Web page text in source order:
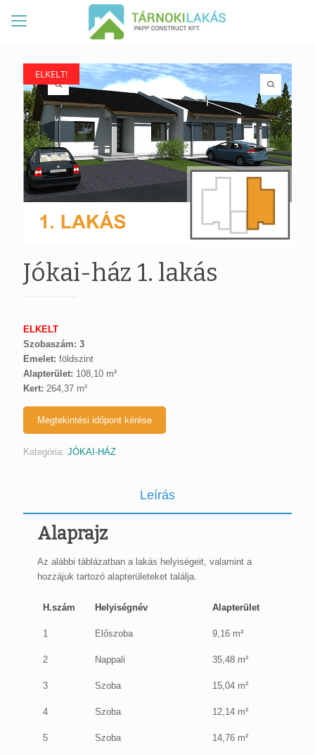
ELKELT!
ELKELT!
Jókai-ház 1. lakás
ELKELT
Szobaszám: 3
Emelet: földszint
Alapterület: 108,10 m²
Kert: 264,37 m²
Megtekintési időpont kérése
Kategória: JÓKAI-HÁZ
Leírás
Alaprajz
Az alábbi táblázatban a lakás helyiségeit, valamint a
hozzájuk tartozó alapterületeket találja.
H.szám Helyiségnév Alapterület
1 Előszoba 9,16 m²
2 Nappali 35,48 m²
3 Szoba 15,04 m²
4 Szoba 12,14 m²
5 Szoba 14,76 m²